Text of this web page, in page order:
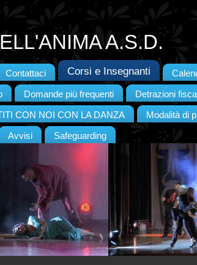
A.S.D.
Contattaci Corsi e Insegnanti
Domande più frequenti Detrazioni
CON NOI CON LA DANZA Modalità di
Avvisi Safeguarding